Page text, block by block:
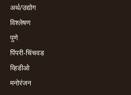
अर्थ/उद्योग
विश्लेषण
पुणे
पिंपरी-चिंचवड
व्हिडीओ
मनोरंजन